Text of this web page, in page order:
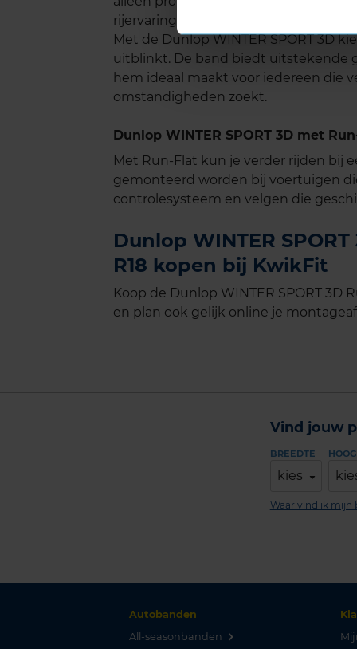
rijervaring, zelfs op langere ritten.
Met de Dunlop WINTER SPORT 3D
uitblinkt. De band biedt uitstekende
hem ideaal maakt voor iedereen die
omstandigheden zoekt.
Dunlop WINTER SPORT 3D met
Met Run-Flat kun je verder rijden bij
gemonteerd worden bij voertuigen
controlesysteem en velgen die
Dunlop WINTER
R18 kopen bij KwikFit
Koop de Dunlop WINTER SPORT 3D
en plan ook gelijk online je
Vind jouw
BREEDTE
kies
Waar vind ik mijn
Autobanden
All-seasonbanden